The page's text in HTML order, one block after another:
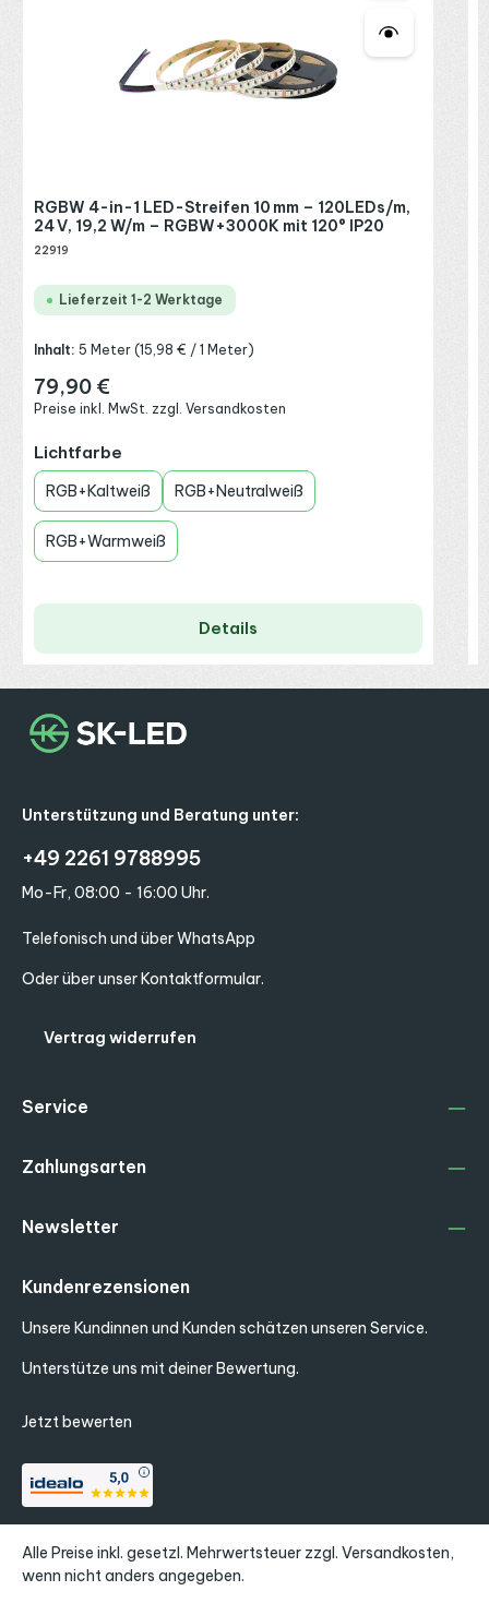
RGBW 4-in-1 LED-Streifen 10 mm – 120LEDs/m,
24 V, 19,2 W/m – RGBW+3000K mit 120° IP20
22919
Lieferzeit 1-2 Werktage
Inhalt:5 Meter(15,98 € / 1 Meter)
Regulärer Preis:
79,90 €
Preise inkl. MwSt. zzgl. Versandkosten
Lichtfarbe
RGB+Kaltweiß RGB+Neutralweiß
RGB+Warmweiß
Details
Unterstützung und Beratung unter:
+49 2261 9788995
Mo-Fr, 08:00 - 16:00 Uhr.
Telefonisch und über WhatsApp
Oder über unserKontaktformular.
Vertrag widerrufen
Service
Zahlungsarten
Kundenrezensionen
Unsere Kundinnen und Kunden schätzen unseren Service.
Unterstütze uns mit deiner Bewertung.
Jetzt bewerten
Newsletter
Alle Preise inkl. gesetzl. Mehrwertsteuer zzgl. Versandkosten,
wenn nicht anders angegeben.